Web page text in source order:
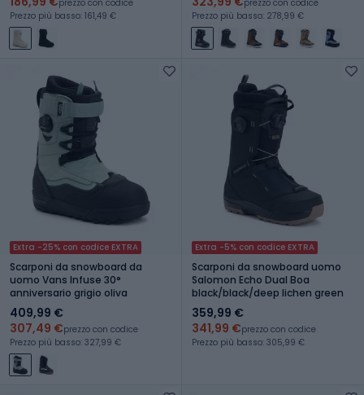
prezzo con codice
Prezzo più basso: 161,49 €
prezzo con codice
Prezzo più basso: 278,99 €
Extra -25% con codice EXTRA
Scarponi da snowboard da
uomo Vans Infuse 30°
anniversario grigio oliva
409,99 €
307,49 €prezzo con codice
Prezzo più basso: 327,99 €
Extra -5% con codice EXTRA
Scarponi da snowboard uomo
Salomon Echo Dual Boa
black/black/deep lichen green
359,99 €
341,99 €prezzo con codice
Prezzo più basso: 305,99 €